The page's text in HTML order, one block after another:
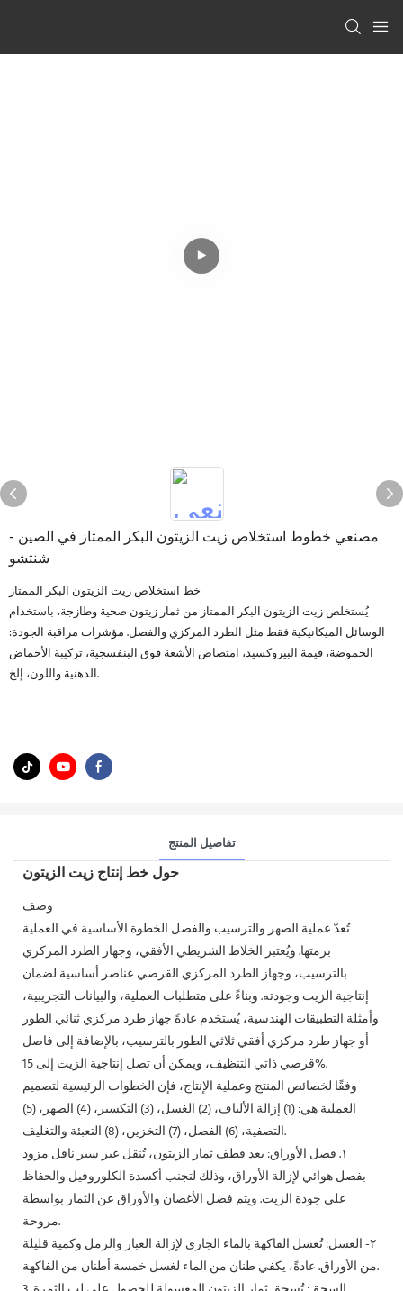
مصنعي خطوط استخلاص زيت الزيتون البكر الممتاز في الصين -
شنتشو
خط استخلاص زيت الزيتون البكر الممتاز
يُستخلص زيت الزيتون البكر الممتاز من ثمار زيتون صحية وطازجة، باستخدام
الوسائل الميكانيكية فقط مثل الطرد المركزي والفصل. مؤشرات مراقبة الجودة:
الحموضة، قيمة البيروكسيد، امتصاص الأشعة فوق البنفسجية، تركيبة الأحماض
الدهنية واللون، إلخ.
تفاصيل المنتج
حول خط إنتاج زيت الزيتون
وصف
تُعدّ عملية الصهر والترسيب والفصل الخطوة الأساسية في العملية
برمتها. ويُعتبر الخلاط الشريطي الأفقي، وجهاز الطرد المركزي
بالترسيب، وجهاز الطرد المركزي القرصي عناصر أساسية لضمان
إنتاجية الزيت وجودته. وبناءً على متطلبات العملية، والبيانات التجريبية،
وأمثلة التطبيقات الهندسية، يُستخدم عادةً جهاز طرد مركزي ثنائي الطور
أو جهاز طرد مركزي أفقي ثلاثي الطور بالترسيب، بالإضافة إلى فاصل
قرصي ذاتي التنظيف، ويمكن أن تصل إنتاجية الزيت إلى 15%.
وفقًا لخصائص المنتج وعملية الإنتاج، فإن الخطوات الرئيسية لتصميم
العملية هي: (1) إزالة الألياف، (2) الغسل، (3) التكسير، (4) الصهر، (5)
التصفية، (6) الفصل، (7) التخزين، (8) التعبئة والتغليف.
١. فصل الأوراق: بعد قطف ثمار الزيتون، تُنقل عبر سير ناقل مزود
بفصل هوائي لإزالة الأوراق، وذلك لتجنب أكسدة الكلوروفيل والحفاظ
على جودة الزيت. ويتم فصل الأغصان والأوراق عن الثمار بواسطة
مروحة.
٢- الغسل: تُغسل الفاكهة بالماء الجاري لإزالة الغبار والرمل وكمية قليلة
من الأوراق. عادةً، يكفي طنان من الماء لغسل خمسة أطنان من الفاكهة.